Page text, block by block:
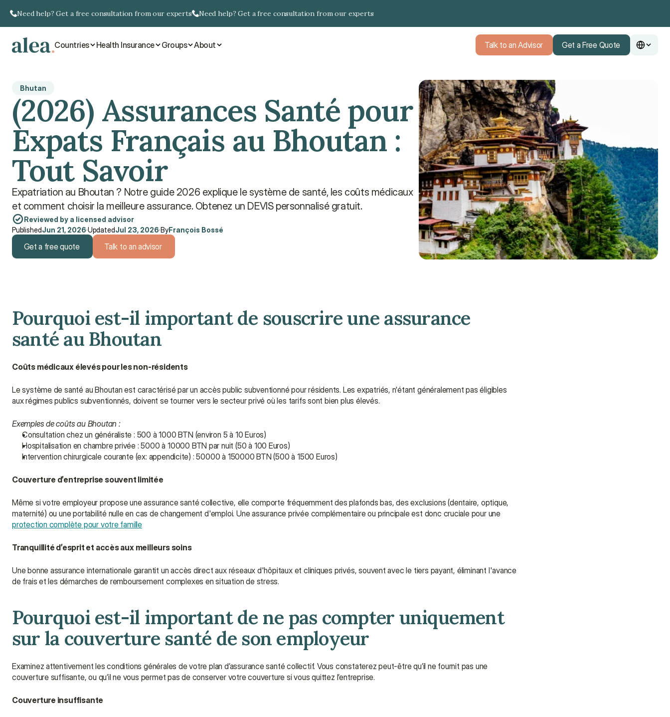
Need help? Get a free consultation from our experts Need help? Get a free consultation from our experts
Countries Health Insurance Groups About Talk to an Advisor Get a Free Quote
Bhutan
(2026) Assurances Santé pour
Expats Français au Bhoutan :
Tout Savoir
Expatriation au Bhoutan ? Notre guide 2026 explique le système de santé, les coûts médicaux
et comment choisir la meilleure assurance. Obtenez un DEVIS personnalisé gratuit.
Reviewed by a licensed advisor
PublishedJun 21, 2026·UpdatedJul 23, 2026·ByFrançois Bossé
Get a free quote Talk to an advisor
Pourquoi est-il important de souscrire une assurance
santé au Bhoutan
Coûts médicaux élevés pour les non-résidents
Le système de santé au Bhoutan est caractérisé par un accès public subventionné pour résidents. Les expatriés, n'étant généralement pas éligibles
aux régimes publics subventionnés, doivent se tourner vers le secteur privé où les tarifs sont bien plus élevés.
Exemples de coûts au Bhoutan :
Consultation chez un généraliste : 500 à 1000 BTN (environ 5 à 10 Euros)
Hospitalisation en chambre privée : 5000 à 10000 BTN par nuit (50 à 100 Euros)
Intervention chirurgicale courante (ex: appendicite) : 50000 à 150000 BTN (500 à 1500 Euros)
Couverture d’entreprise souvent limitée
Même si votre employeur propose une assurance santé collective, elle comporte fréquemment des plafonds bas, des exclusions (dentaire, optique,
maternité) ou une portabilité nulle en cas de changement d'emploi. Une assurance privée complémentaire ou principale est donc cruciale pour une
protection complète pour votre famille
Tranquillité d’esprit et accès aux meilleurs soins
Une bonne assurance internationale garantit un accès direct aux réseaux d'hôpitaux et cliniques privés, souvent avec le tiers payant, éliminant l'avance
de frais et les démarches de remboursement complexes en situation de stress.
Pourquoi est-il important de ne pas compter uniquement
sur la couverture santé de son employeur
Examinez attentivement les conditions générales de votre plan d’assurance santé collectif. Vous constaterez peut-être qu’il ne fournit pas une
couverture suffisante, ou qu’il ne vous permet pas de conserver votre couverture si vous quittez l’entreprise.
Couverture insuffisante